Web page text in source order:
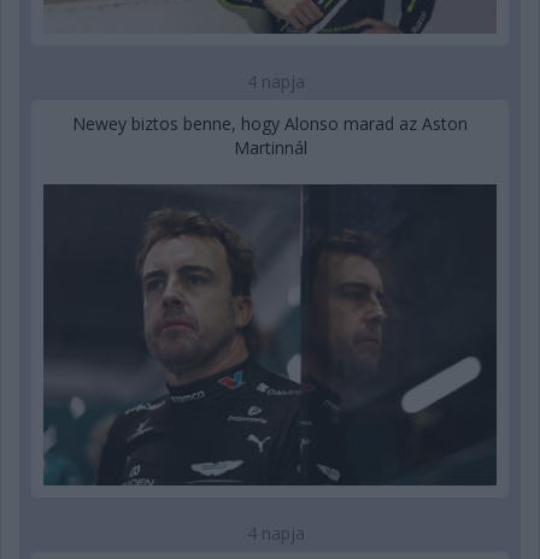
4 napja
Newey biztos benne, hogy Alonso marad az Aston
Martinnál
4 napja